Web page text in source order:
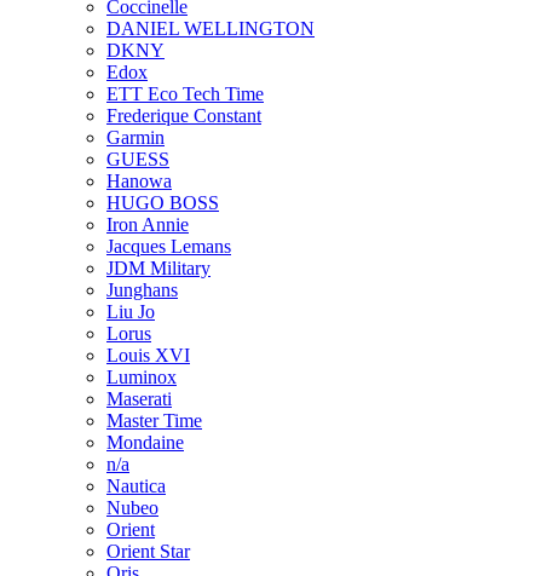
Coccinelle
DANIEL WELLINGTON
DKNY
Edox
ETT Eco Tech Time
Frederique Constant
Garmin
GUESS
Hanowa
HUGO BOSS
Iron Annie
Jacques Lemans
JDM Military
Junghans
Liu Jo
Lorus
Louis XVI
Luminox
Maserati
Master Time
Mondaine
n/a
Nautica
Nubeo
Orient
Orient Star